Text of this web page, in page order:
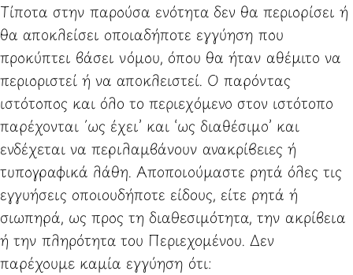
Τίποτα στην παρούσα ενότητα δεν θα περιορίσει ή
θα αποκλείσει οποιαδήποτε εγγύηση που
προκύπτει βάσει νόμου, όπου θα ήταν αθέμιτο να
περιοριστεί ή να αποκλειστεί. Ο παρόντας
ιστότοπος και όλο το περιεχόμενο στον ιστότοπο
παρέχονται ΄ως έχει’ και ‘ως διαθέσιμο’ και
ενδέχεται να περιλαμβάνουν ανακρίβειες ή
τυπογραφικά λάθη. Αποποιούμαστε ρητά όλες τις
εγγυήσεις οποιουδήποτε είδους, είτε ρητά ή
σιωπηρά, ως προς τη διαθεσιμότητα, την ακρίβεια
ή την πληρότητα του Περιεχομένου. Δεν
παρέχουμε καμία εγγύηση ότι: